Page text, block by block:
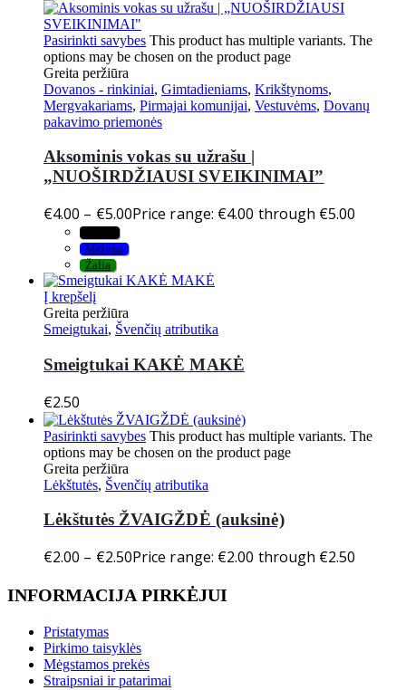
Pasirinkti savybes This product has multiple variants. The
options may be chosen on the product page
Greita peržiūra
Dovanos - rinkiniai, Gimtadieniams, Krikštynoms,
Mergvakariams, Pirmajai komunijai, Vestuvėms, Dovanų
pakavimo priemonės
Aksominis vokas su užrašu |
„NUOŠIRDŽIAUSI SVEIKINIMAI”
€4.00 – €5.00Price range: €4.00 through €5.00
Mėlyna
Žalia
Į krepšelį
Greita peržiūra
Smeigtukai, Švenčių atributika
Smeigtukai KAKĖ MAKĖ
€2.50
Pasirinkti savybes This product has multiple variants. The
options may be chosen on the product page
Greita peržiūra
Lėkštutės, Švenčių atributika
Lėkštutės ŽVAIGŽDĖ (auksinė)
€2.00 – €2.50Price range: €2.00 through €2.50
INFORMACIJA PIRKĖJUI
Pristatymas
Pirkimo taisyklės
Mėgstamos prekės
Straipsniai ir patarimai